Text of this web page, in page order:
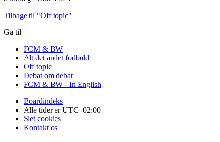
Tilbage til "Off topic"
Gå til
FCM & BW
Alt det andet fodbold
Off topic
Debat om debat
FCM & BW - In English
Boardindeks
Alle tider erUTC+02:00
Slet cookies
Kontakt os